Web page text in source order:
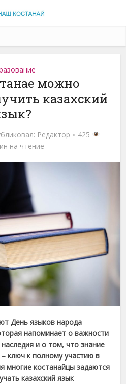
можно
казахский
Редактор
425
на чтение
День языков народа
напоминает о важности
и о том, что знание
– ключ к полному участию в
многие костанайцы задаются
казахский язык